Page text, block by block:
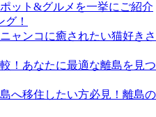
ット&グルメを一挙にご紹介
！
ャンコに癒されたい猫好きさ
！あなたに最適な離島を見つ
へ移住したい方必見！離島の